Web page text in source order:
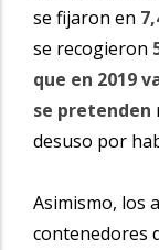
se fijaron en
se recogieron
que en 2019
se pretenden
desuso por
Asimismo, los
contenedores